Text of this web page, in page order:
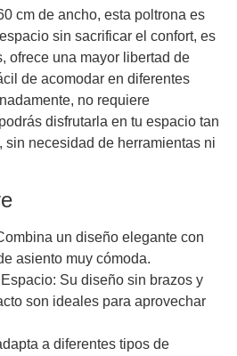
cm de ancho, esta poltrona es
sin sacrificar el confort, es
ofrece una mayor libertad de
de acomodar en diferentes
no requiere
disfrutarla en tu espacio tan
sin necesidad de herramientas ni
un diseño elegante con
asiento muy cómoda.
Su diseño sin brazos y
son ideales para aprovechar
a diferentes tipos de